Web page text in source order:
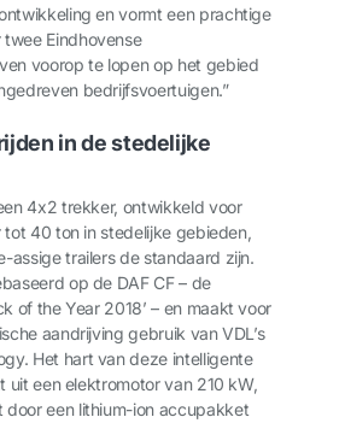
en vormt een prachtige
Eindhovense
voorop te lopen op het gebied
bedrijfsvoertuigen.”
in de stedelijke
4x2 trekker, ontwikkeld voor
40 ton in stedelijke gebieden,
assige trailers de standaard zijn.
op de DAF CF – de
of the Year 2018’ – en maakt voor
aandrijving gebruik van VDL’s
Het hart van deze intelligente
uit een elektromotor van 210 kW,
een lithium-ion accupakket